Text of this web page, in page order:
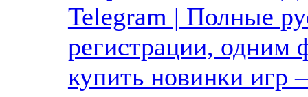
Telegram | Полные
регистрации, одним
купить новинки